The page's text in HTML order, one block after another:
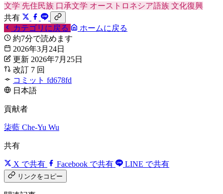
文学 先住民族 口承文学 オーストロネシア語族 文化復興
共有
カテゴリに戻る
ホームに戻る
約7分で読めます
2026年3月24日
更新 2026年7月25日
改訂 7 回
コミット fd678fd
日本語
貢献者
柒藍 Che-Yu Wu
共有
X で共有 Facebook で共有 LINE で共有
リンクをコピー